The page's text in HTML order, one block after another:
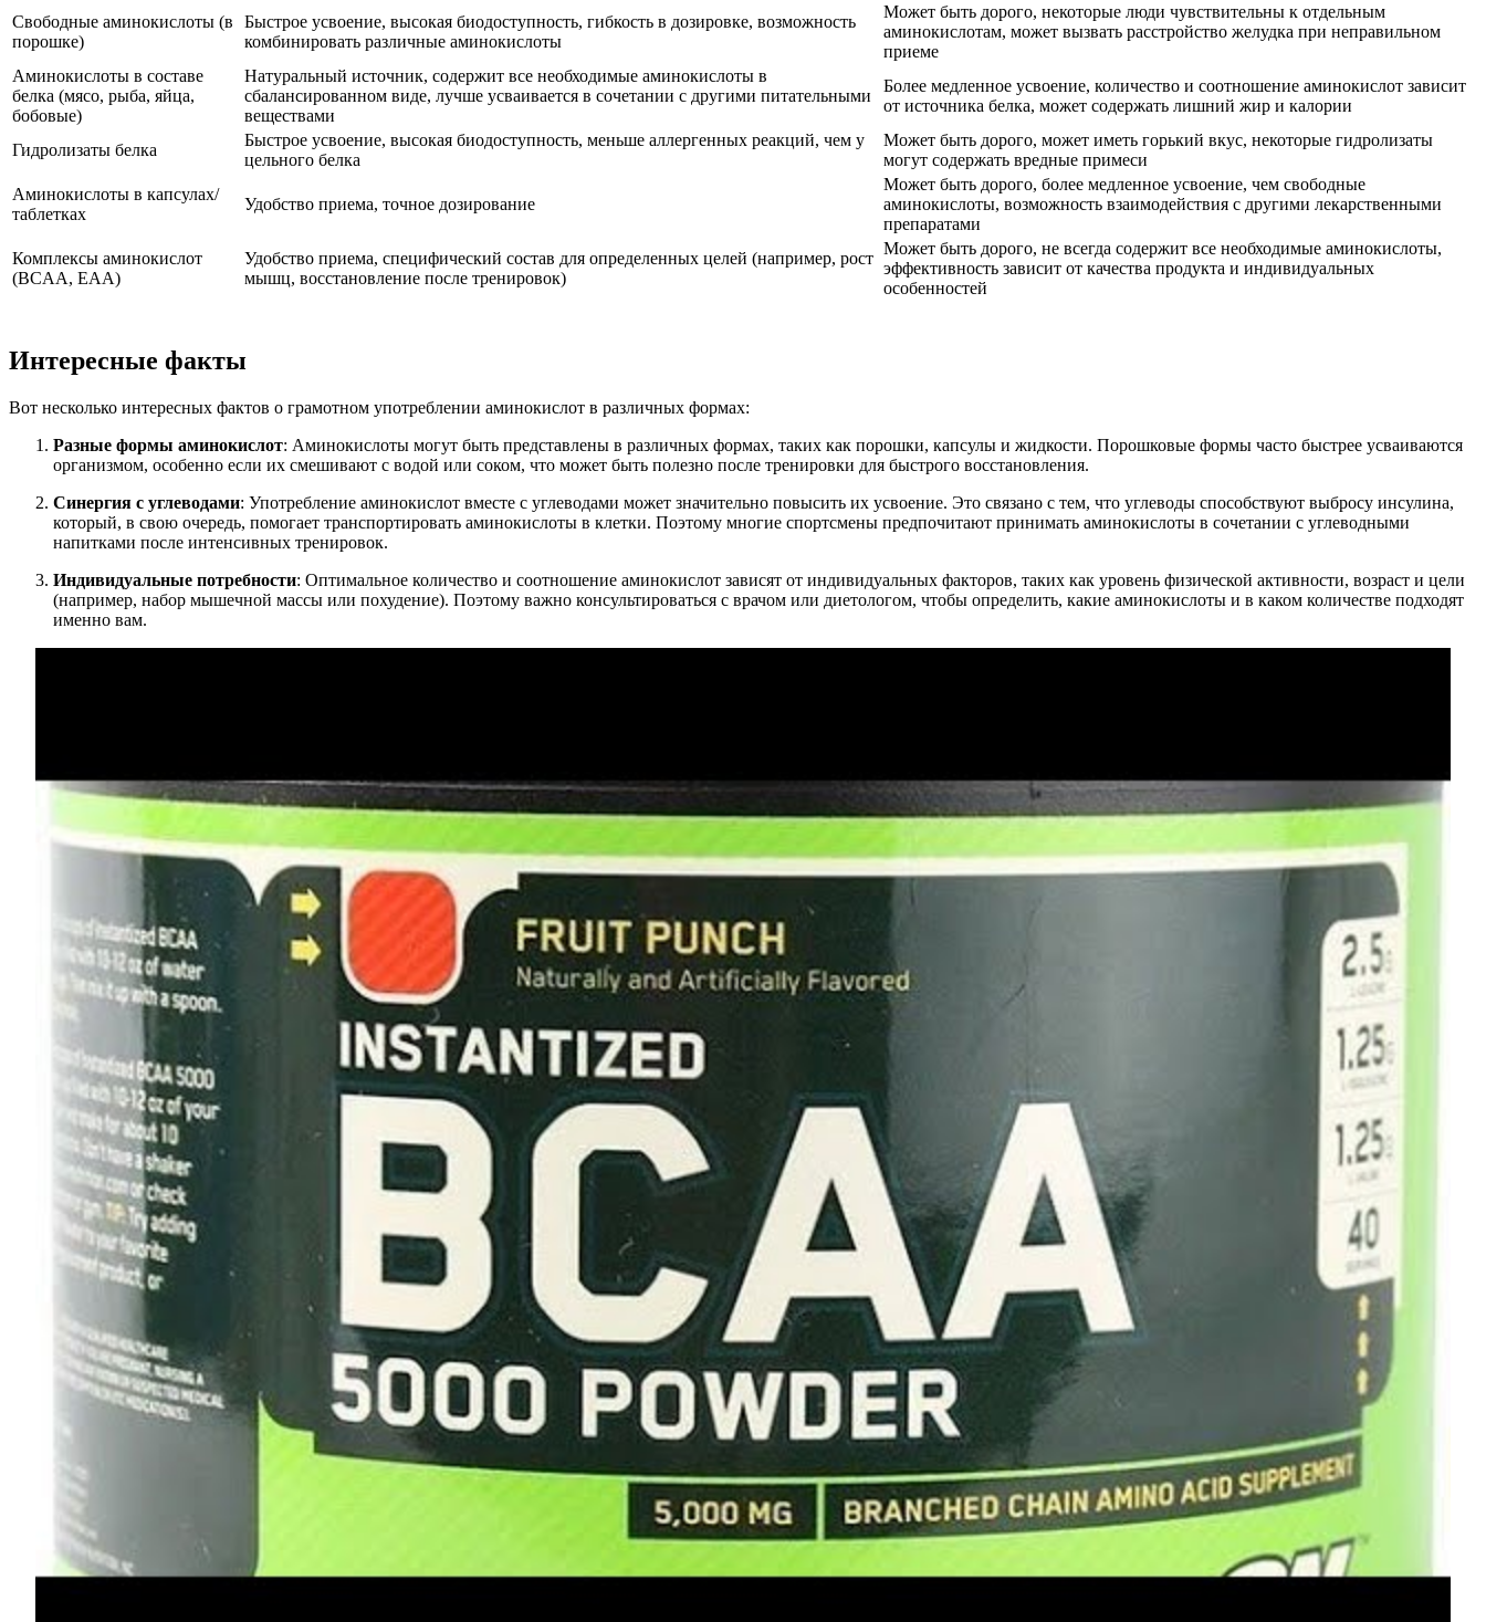
Свободные аминокислоты (в
порошке)
Быстрое усвоение, высокая биодоступность, гибкость в дозировке, возможность
комбинировать различные аминокислоты
Может быть дорого, некоторые люди чувствительны к отдельным
аминокислотам, может вызвать расстройство желудка при неправильном
приеме
Аминокислоты в составе
белка (мясо, рыба, яйца,
бобовые)
Натуральный источник, содержит все необходимые аминокислоты в
сбалансированном виде, лучше усваивается в сочетании с другими питательными
веществами
Более медленное усвоение, количество и соотношение аминокислот зависит
от источника белка, может содержать лишний жир и калории
Гидролизаты белка
Быстрое усвоение, высокая биодоступность, меньше аллергенных реакций, чем у
цельного белка
Может быть дорого, может иметь горький вкус, некоторые гидролизаты
могут содержать вредные примеси
Аминокислоты в капсулах/
таблетках
Удобство приема, точное дозирование
Может быть дорого, более медленное усвоение, чем свободные
аминокислоты, возможность взаимодействия с другими лекарственными
препаратами
Комплексы аминокислот
(BCAA, EAA)
Удобство приема, специфический состав для определенных целей (например, рост
мышц, восстановление после тренировок)
Может быть дорого, не всегда содержит все необходимые аминокислоты,
эффективность зависит от качества продукта и индивидуальных
особенностей
Интересные факты
Вот несколько интересных фактов о грамотном употреблении аминокислот в различных формах:
Разные формы аминокислот: Аминокислоты могут быть представлены в различных формах, таких как порошки, капсулы и жидкости. Порошковые формы часто быстрее усваиваются
организмом, особенно если их смешивают с водой или соком, что может быть полезно после тренировки для быстрого восстановления.
Синергия с углеводами: Употребление аминокислот вместе с углеводами может значительно повысить их усвоение. Это связано с тем, что углеводы способствуют выбросу инсулина,
который, в свою очередь, помогает транспортировать аминокислоты в клетки. Поэтому многие спортсмены предпочитают принимать аминокислоты в сочетании с углеводными
напитками после интенсивных тренировок.
Индивидуальные потребности: Оптимальное количество и соотношение аминокислот зависят от индивидуальных факторов, таких как уровень физической активности, возраст и цели
(например, набор мышечной массы или похудение). Поэтому важно консультироваться с врачом или диетологом, чтобы определить, какие аминокислоты и в каком количестве подходят
именно вам.